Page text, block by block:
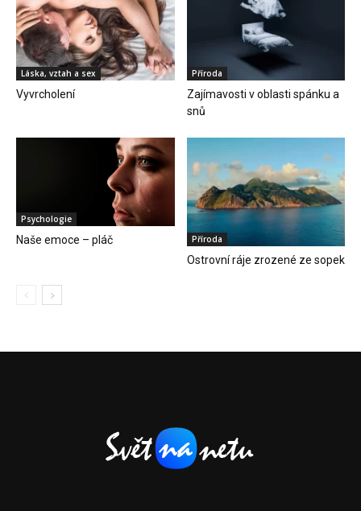
Láska, vztah a sex
Vyvrcholení
Příroda
Zajímavosti v oblasti spánku a
snů
Psychologie
Naše emoce – pláč Příroda
Ostrovní ráje zrozené ze sopek